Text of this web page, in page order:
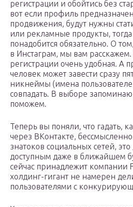
регистрации и обойтись без
вот если профиль
продвижения, будут нужны
или рекламные продукты,
понадобится обязательно. О
в Инстаграм, мы вам расскажем.
регистрации очень удобная. А
человек может завести сразу
никнеймы (имена
совпадать. В выборе
поможем.
Теперь вы поняли, что гадать,
через ВКонтакте,
знатоков социальных сетей,
доступным даже в ближайшем
сейчас принадлежит компании
холдинг-гигант не намерен
пользователями с